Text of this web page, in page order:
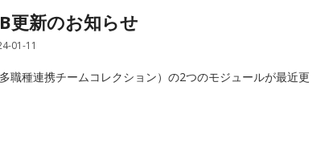
新のお知らせ
01-11
種連携チームコレクション）の2つのモジュールが最近更